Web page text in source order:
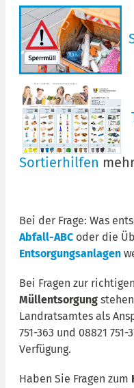
Sortierhilfen
Bei der Frage: Was
Abfall-ABC oder die
Entsorgungsanlagen
Bei Fragen zur richtigen
Müllentsorgung
Landratsamtes als
751-363 und 08821
Verfügung.
Haben Sie Fragen zum